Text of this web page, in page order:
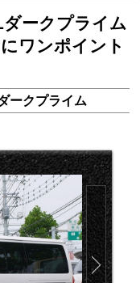
ークプライム
ワンポイント
ークプライム